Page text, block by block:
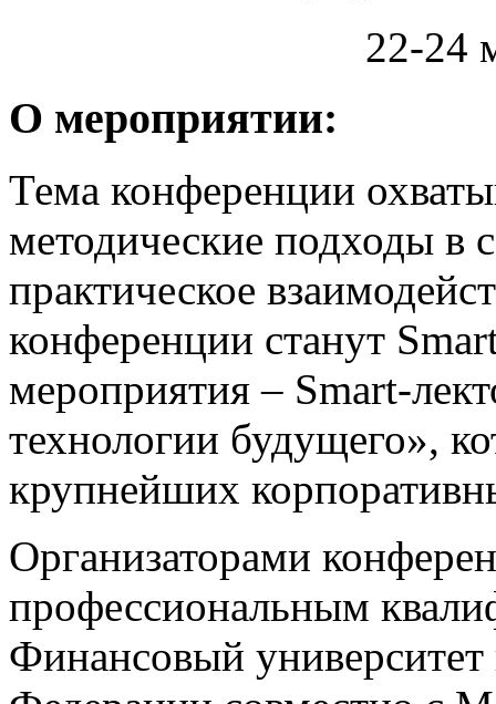
22-24
О мероприятии:
Тема конференции
методические подходы в
практическое
конференции станут
мероприятия – Smart-
технологии будущего»,
крупнейших
Организаторами
профессиональным
Финансовый университет